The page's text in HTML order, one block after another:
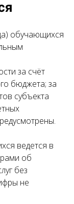
обучающихся
за счёт
бюджета; за
субъекта
ведется в
об
без
не